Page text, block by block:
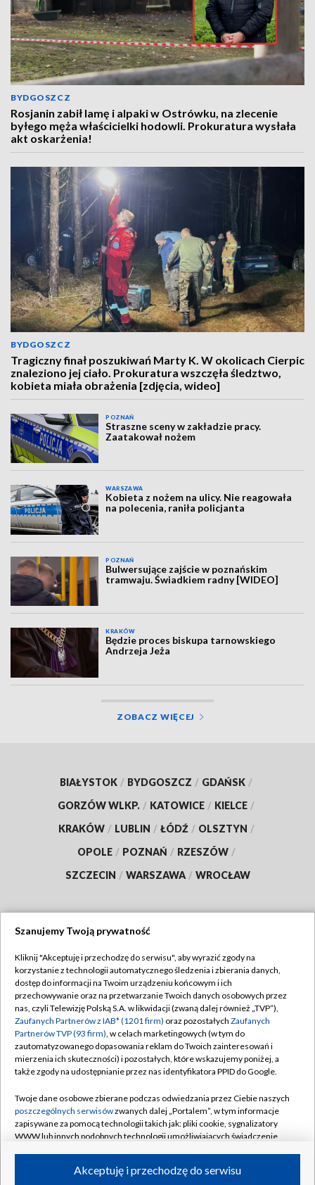
BYDGOSZCZ
Rosjanin zabił lamę i alpaki w Ostrówku, na zlecenie
byłego męża właścicielki hodowli. Prokuratura wysłała
akt oskarżenia!
BYDGOSZCZ
Tragiczny finał poszukiwań Marty K. W okolicach Cierpic
znaleziono jej ciało. Prokuratura wszczęła śledztwo,
kobieta miała obrażenia [zdjęcia, wideo]
POZNAŃ
Straszne sceny w zakładzie pracy.
Zaatakował nożem
WARSZAWA
Kobieta z nożem na ulicy. Nie reagowała
na polecenia, raniła policjanta
POZNAŃ
Bulwersujące zajście w poznańskim
tramwaju. Świadkiem radny [WIDEO]
KRAKÓW
Będzie proces biskupa tarnowskiego
Andrzeja Jeża
ZOBACZ WIĘCEJ
BIAŁYSTOK / BYDGOSZCZ / GDAŃSK /
GORZÓW WLKP. / KATOWICE / KIELCE /
KRAKÓW / LUBLIN / ŁÓDŹ / OLSZTYN /
OPOLE / POZNAŃ / RZESZÓW /
SZCZECIN / WARSZAWA / WROCŁAW
TVP
Abonament TVP
Emisja w TVP
Centrum informacji TVP
Naziemna Telewizja Cyfrowa
Rada Programowa
System NOS
Informacje o nadawcy
Program dla prasy
Regulamin TVP
Polityka prywatności
Moje zgody
Pomoc
Kontakt
Kanały
Szanujemy Twoją prywatność
Kliknij "Akceptuję i przechodzę do serwisu", aby wyrazić zgody na
korzystanie z technologii automatycznego śledzenia i zbierania danych,
dostęp do informacji na Twoim urządzeniu końcowym i ich
przechowywanie oraz na przetwarzanie Twoich danych osobowych przez
nas, czyli Telewizję Polską S.A. w likwidacji (zwaną dalej również „TVP”),
Zaufanych Partnerów z IAB* (1201 firm) oraz pozostałych Zaufanych
Partnerów TVP (93 firm), w celach marketingowych (w tym do
zautomatyzowanego dopasowania reklam do Twoich zainteresowań i
mierzenia ich skuteczności) i pozostałych, które wskazujemy poniżej, a
także zgody na udostępnianie przez nas identyfikatora PPID do Google.
Twoje dane osobowe zbierane podczas odwiedzania przez Ciebie naszych
poszczególnych serwisówzwanych dalej „Portalem”, w tym informacje
zapisywane za pomocą technologii takich jak: pliki cookie, sygnalizatory
WWW lub innych podobnych technologii umożliwiających świadczenie
ruchu w Internecie.Akceptuję i przechodzę do serwisu